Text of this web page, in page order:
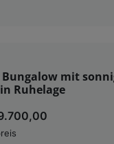
mit
Ruhelage